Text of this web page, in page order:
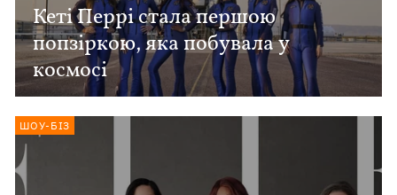
Кеті Перрі стала першою
попзіркою, яка побувала у
космосі
ШОУ-БІЗ